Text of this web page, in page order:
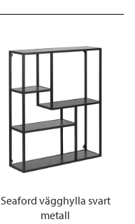
Seaford vägghylla svart
metall